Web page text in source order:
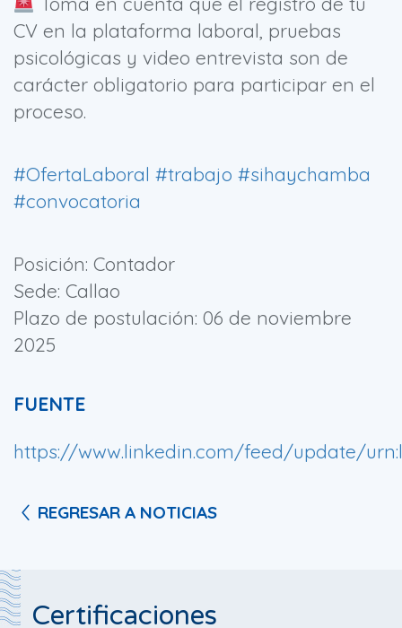
CV en la plataforma laboral, pruebas
psicológicas y video entrevista son de
carácter obligatorio para participar en el
proceso.
#OfertaLaboral #trabajo #sihaychamba
#convocatoria
Posición: Contador
Sede: Callao
Plazo de postulación: 06 de noviembre
2025
FUENTE
https://www.linkedin.com/feed/update/
REGRESAR A NOTICIAS
Certificaciones